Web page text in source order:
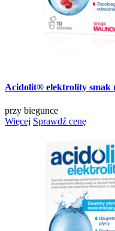
Acidolit® elektrolity smak
przy biegunce
Więcej Sprawdź cenę